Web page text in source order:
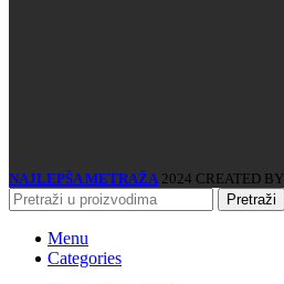
NAJLEPŠA METRAŽA 2024 CREATED BY
Pretraži
Menu
Categories